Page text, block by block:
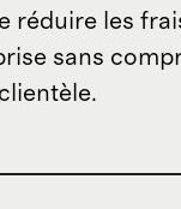
réduire les
sans